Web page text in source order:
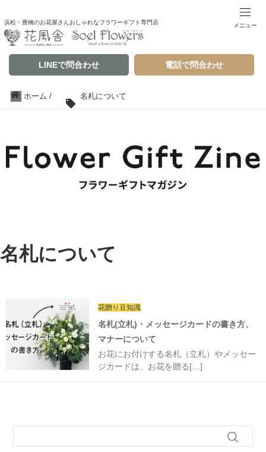
浜松・豊橋のお花屋さんおしゃれなフラワーギフト専門店
LINEで問合わせ 電話で問合わせ
メニュー
ホーム / 名札について
名札について
花贈り豆知識
名札(立札)・メッセージカードの書き方、
マナーについて
お花にお付けする名札（立札）やメッセー
ジカードは、お花を贈る[…]